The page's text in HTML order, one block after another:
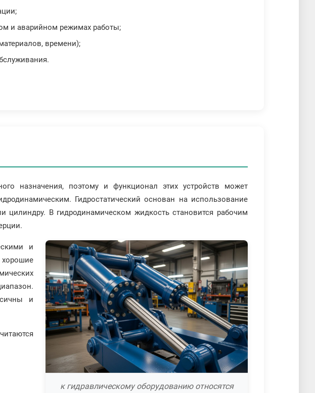
и аварийном режимах работы;
времени);
назначения, поэтому и функционал этих устройств может
Гидростатический основан на использование
В гидродинамическом жидкость становится рабочим
к гидравлическому оборудованию относятся
и
и